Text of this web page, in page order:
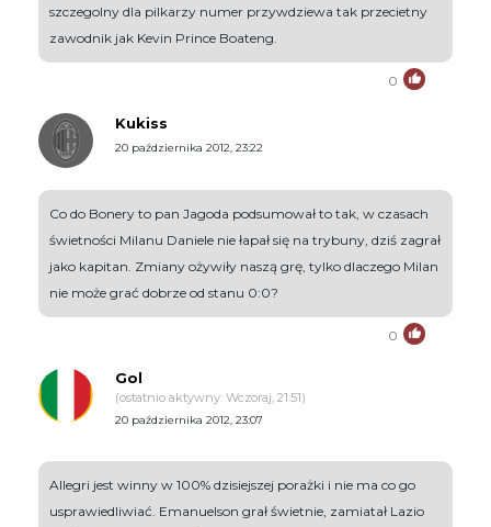
szczegolny dla pilkarzy numer przywdziewa tak przecietny
zawodnik jak Kevin Prince Boateng.
0
Kukiss
20 października 2012, 23:22
Co do Bonery to pan Jagoda podsumował to tak, w czasach
świetności Milanu Daniele nie łapał się na trybuny, dziś zagrał
jako kapitan. Zmiany ożywiły naszą grę, tylko dlaczego Milan
nie może grać dobrze od stanu 0:0?
0
Gol
(ostatnio aktywny: Wczoraj, 21:51)
20 października 2012, 23:07
Allegri jest winny w 100% dzisiejszej porażki i nie ma co go
usprawiedliwiać. Emanuelson grał świetnie, zamiatał Lazio